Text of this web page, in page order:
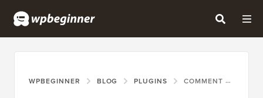
WPBEGINNER BLOG PLUGINS COMMENT AFFICHER VOS DERNIÈRES ÉPINGLES PINTEREST DANS LES WIDGETS DE LA BARRE LATÉRALE WORDPRESS